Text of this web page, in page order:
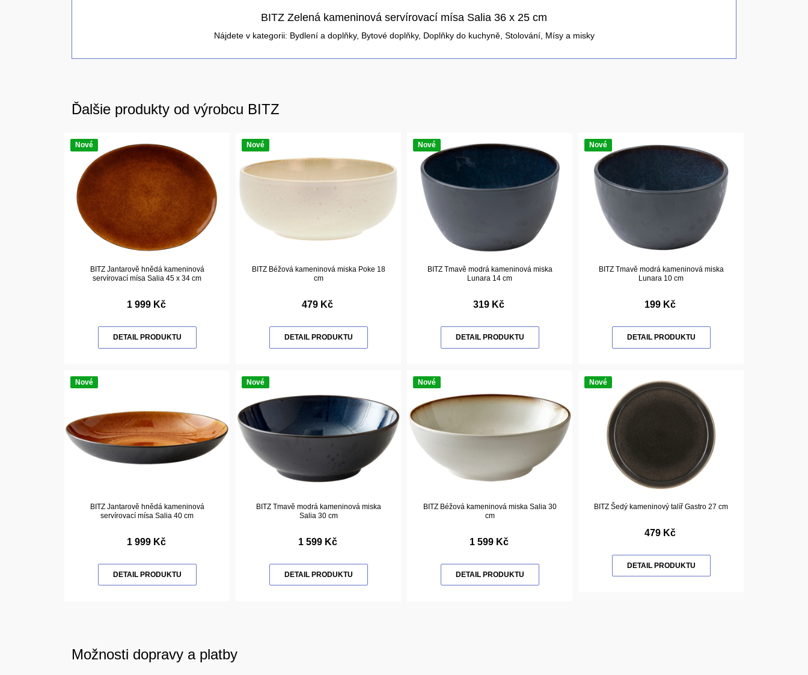
BITZ Zelená kameninová servírovací mísa Salia 36 x 25 cm
Nájdete v kategorii: Bydlení a doplňky, Bytové doplňky, Doplňky do kuchyně, Stolování, Mísy a misky
Ďalšie produkty od výrobcu BITZ
Nové
BITZ Jantarově hnědá kameninová
servírovací mísa Salia 45 x 34 cm
1 999 Kč
DETAIL PRODUKTU
Nové
BITZ Béžová kameninová miska Poke 18
cm
479 Kč
DETAIL PRODUKTU
Nové
BITZ Tmavě modrá kameninová miska
Lunara 14 cm
319 Kč
DETAIL PRODUKTU
Nové
BITZ Tmavě modrá kameninová miska
Lunara 10 cm
199 Kč
DETAIL PRODUKTU
Nové
BITZ Jantarově hnědá kameninová
servírovací mísa Salia 40 cm
1 999 Kč
DETAIL PRODUKTU
Nové
BITZ Tmavě modrá kameninová miska
Salia 30 cm
1 599 Kč
DETAIL PRODUKTU
Nové
BITZ Béžová kameninová miska Salia 30
cm
1 599 Kč
DETAIL PRODUKTU
Nové
BITZ Šedý kameninový talíř Gastro 27 cm
479 Kč
DETAIL PRODUKTU
Možnosti dopravy a platby